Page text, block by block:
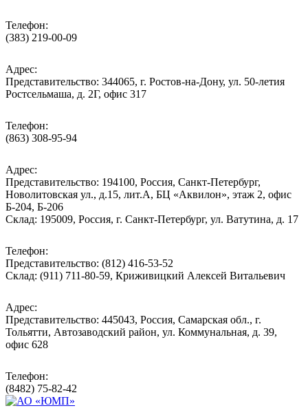
Телефон:
(383) 219-00-09
Адрес:
Представительство: 344065, г. Ростов-на-Дону, ул. 50-летия
Ростсельмаша, д. 2Г, офис 317
Телефон:
(863) 308-95-94
Адрес:
Представительство: 194100, Россия, Санкт-Петербург,
Новолитовская ул., д.15, лит.А, БЦ «Аквилон», этаж 2, офис
Б-204, Б-206
Склад: 195009, Россия, г. Санкт-Петербург, ул. Ватутина, д. 17
Телефон:
Представительство: (812) 416-53-52
Склад: (911) 711-80-59, Криживицкий Алексей Витальевич
Адрес:
Представительство: 445043, Россия, Самарская обл., г.
Тольятти, Автозаводский район, ул. Коммунальная, д. 39,
офис 628
Телефон:
(8482) 75-82-42